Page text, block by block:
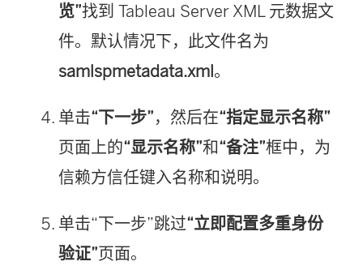
览”找到 Tableau Server XML 元数据文
件。默认情况下，此文件名为
samlspmetadata.xml。
单击“下一步”，然后在“指定显示名称”
页面上的“显示名称”和“备注”框中，为
信赖方信任键入名称和说明。
单击“下一步”跳过“立即配置多重身份
验证”页面。